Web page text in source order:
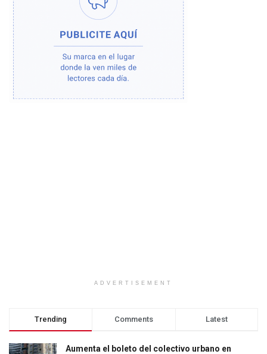
ADVERTISEMENT
Trending Comments Latest
Aumenta el boleto del colectivo urbano en